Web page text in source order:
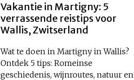
Vakantie in Martigny: 5
verrassende reistips voor
Wallis, Zwitserland
Wat te doen in Martigny in Wallis?
Ontdek 5 tips: Romeinse
geschiedenis, wijnroutes, natuur en